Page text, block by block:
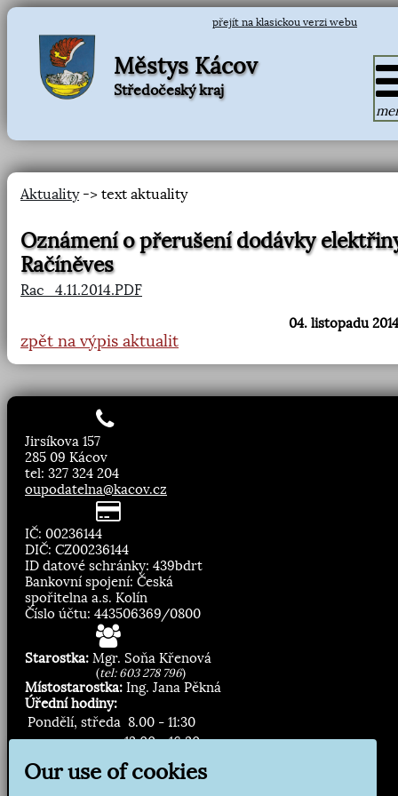
přejít na klasickou verzi webu
Městys Kácov
Středočeský kraj
Aktuality-> text aktuality
Oznámení o přerušení dodávky
Račíněves
Rac_4.11.2014.PDF
04. listopadu
zpět na výpis aktualit
Jirsíkova 157
285 09 Kácov
tel: 327 324 204
oupodatelna@kacov.cz
IČ: 00236144
DIČ: CZ00236144
ID datové schránky: 439bdrt
Bankovní spojení: Česká
spořitelna a.s. Kolín
Číslo účtu: 443506369/0800
Starostka: Mgr. Soňa Křenová
(tel: 603 278 796)
Místostarostka: Ing. Jana Pěkná
Úřední hodiny:
Pondělí, středa 8.00 - 11:30
13:00 - 16:30
Our use of cookies